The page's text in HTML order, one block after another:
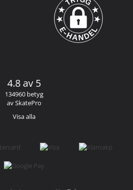
4.8 av 5
134960 betyg
av SkatePro
Visa alla